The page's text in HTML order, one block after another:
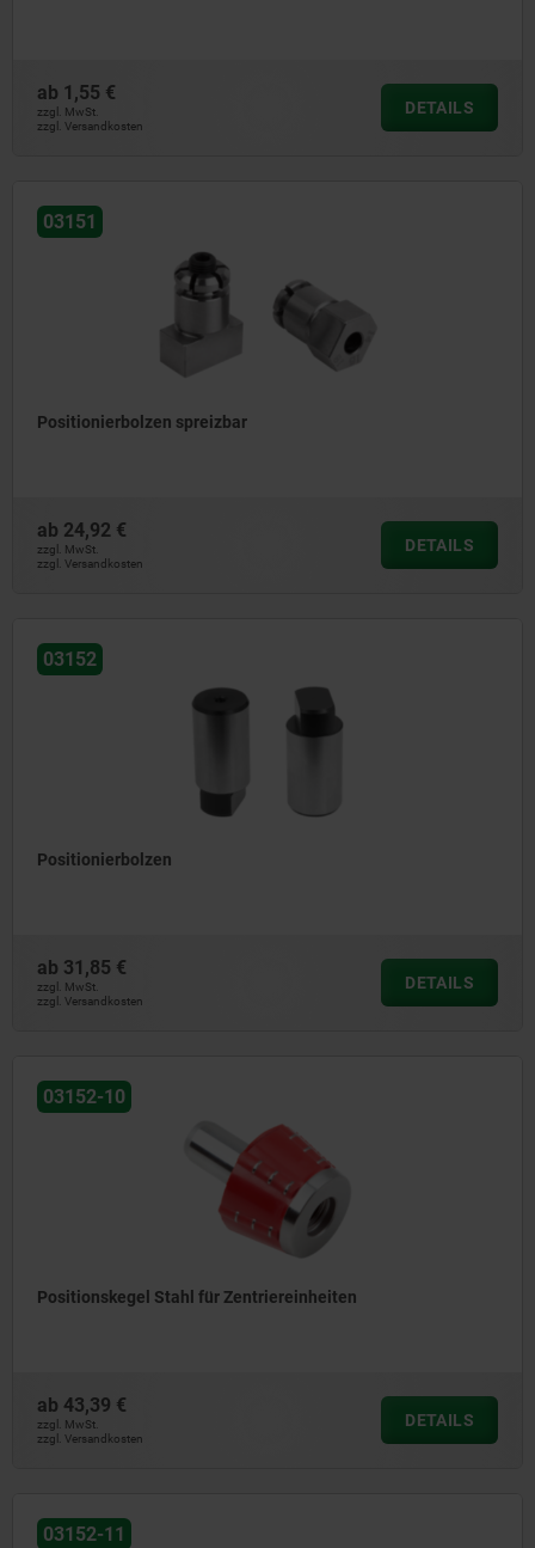
ab 1,55 €
zzgl. MwSt.
zzgl. Versandkosten
DETAILS
03151
Positionierbolzen spreizbar
ab 24,92 €
zzgl. MwSt.
zzgl. Versandkosten
DETAILS
03152
Positionierbolzen
ab 31,85 €
zzgl. MwSt.
zzgl. Versandkosten
DETAILS
03152-10
Positionskegel Stahl für Zentriereinheiten
ab 43,39 €
zzgl. MwSt.
zzgl. Versandkosten
DETAILS
03152-11